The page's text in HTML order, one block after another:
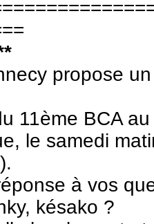
propose un
11ème BCA
le samedi
à vos
késako ?